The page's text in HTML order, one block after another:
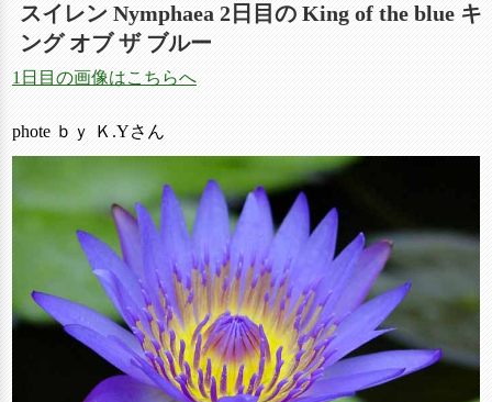
スイレン Nymphaea 2日目の King of the blue キ
ング オブ ザ ブルー
1日目の画像はこちらへ
phote ｂｙ Ｋ.Yさん